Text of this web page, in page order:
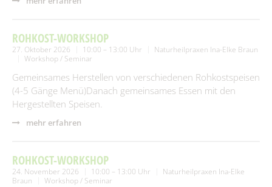
ROHKOST-WORKSHOP
27. Oktober 2026 10:00 – 13:00 Uhr
Naturheilpraxen Ina-Elke Braun
Workshop / Seminar
Gemeinsames Herstellen von verschiedenen Rohkostspeisen
(4-5 Gänge Menü)Danach gemeinsames Essen mit den
Hergestellten Speisen.
mehr erfahren
ROHKOST-WORKSHOP
24. November 2026 10:00 – 13:00 Uhr
Naturheilpraxen Ina-Elke
Braun
Workshop / Seminar